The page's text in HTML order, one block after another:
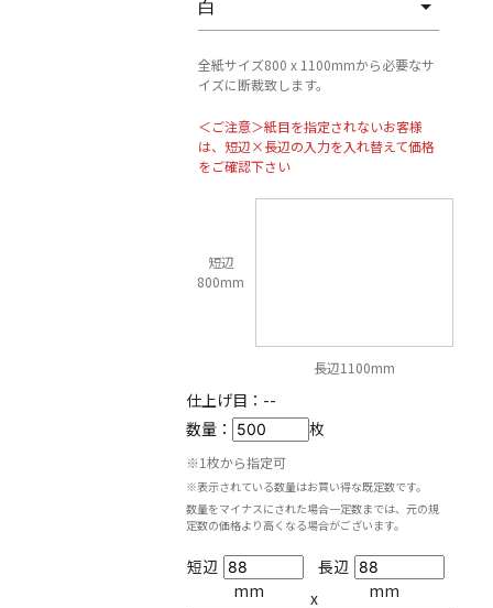
全紙サイズ800 x 1100mmから必要なサ
イズに断裁致します。
＜ご注意＞紙目を指定されないお客様
は、短辺×長辺の入力を入れ替えて価格
をご確認下さい
短辺
800mm
長辺1100mm
仕上げ目： --
数量：
枚
※1枚から指定可
※表示されている数量はお買い得な既定数です。
数量をマイナスにされた場合一定数までは、元の規
定数の価格より高くなる場合がございます。
短辺
mm
x
長辺
mm